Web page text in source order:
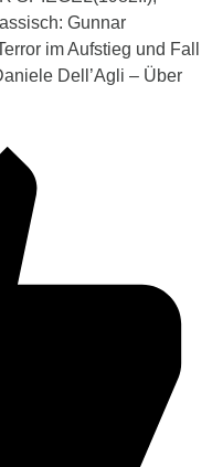
Gunnar
im Aufstieg und Fall
Dell’Agli – Über